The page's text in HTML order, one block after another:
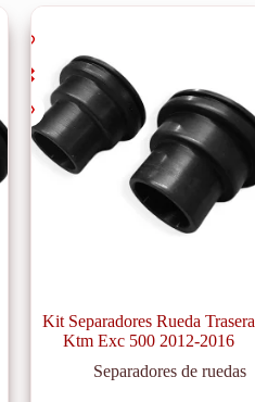
Kit Separadores Rueda Trasera
Ktm Exc 500 2012-2016
Separadores de ruedas